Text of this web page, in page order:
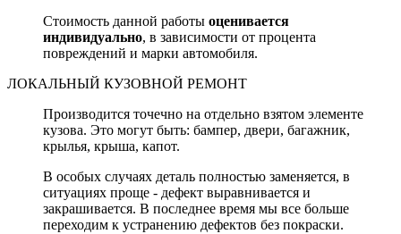
Стоимость данной работы оценивается
индивидуально, в зависимости от процента
повреждений и марки автомобиля.
ЛОКАЛЬНЫЙ КУЗОВНОЙ РЕМОНТ
Производится точечно на отдельно взятом элементе
кузова. Это могут быть: бампер, двери, багажник,
крылья, крыша, капот.
В особых случаях деталь полностью заменяется, в
ситуациях проще - дефект выравнивается и
закрашивается. В последнее время мы все больше
переходим к устранению дефектов без покраски.